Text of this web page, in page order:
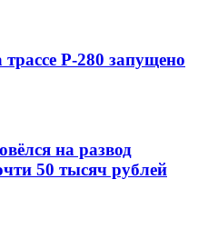
Р-280 запущено
на развод
50 тысяч рублей